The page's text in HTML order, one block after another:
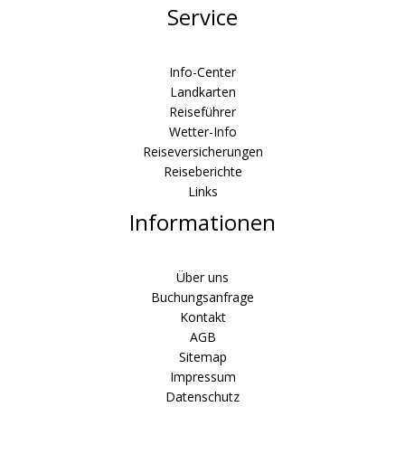
Service
Info-Center
Landkarten
Reiseführer
Wetter-Info
Reiseversicherungen
Reiseberichte
Links
Informationen
Über uns
Buchungsanfrage
Kontakt
AGB
Sitemap
Impressum
Datenschutz